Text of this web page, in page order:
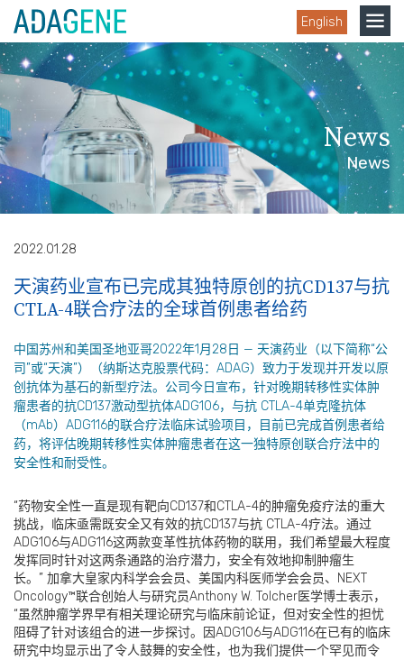
Skip
content
English
News
News
2022.01.28
天演药业宣布已完成其独特原创的抗CD137与抗
CTLA-4联合疗法的全球首例患者给药
中国苏州和美国圣地亚哥2022年1月28日 — 天演药业（以下简称“公
司”或“天演”）（纳斯达克股票代码：ADAG）致力于发现并开发以原
创抗体为基石的新型疗法。公司今日宣布，针对晚期转移性实体肿
瘤患者的抗CD137激动型抗体ADG106，与抗 CTLA-4单克隆抗体
（mAb）ADG116的联合疗法临床试验项目，目前已完成首例患者给
药，将评估晚期转移性实体肿瘤患者在这一独特原创联合疗法中的
安全性和耐受性。
“药物安全性一直是现有靶向CD137和CTLA-4的肿瘤免疫疗法的重大
挑战，临床亟需既安全又有效的抗CD137与抗 CTLA-4疗法。通过
ADG106与ADG116这两款变革性抗体药物的联用，我们希望最大程度
发挥同时针对这两条通路的治疗潜力，安全有效地抑制肿瘤生
长。” 加拿大皇家内科学会会员、美国内科医师学会会员、NEXT
Oncology™联合创始人与研究员Anthony W. Tolcher医学博士表示，
“虽然肿瘤学界早有相关理论研究与临床前论证，但对安全性的担忧
阻碍了针对该组合的进一步探讨。因ADG106与ADG116在已有的临床
研究中均显示出了令人鼓舞的安全性，也为我们提供一个罕见而令